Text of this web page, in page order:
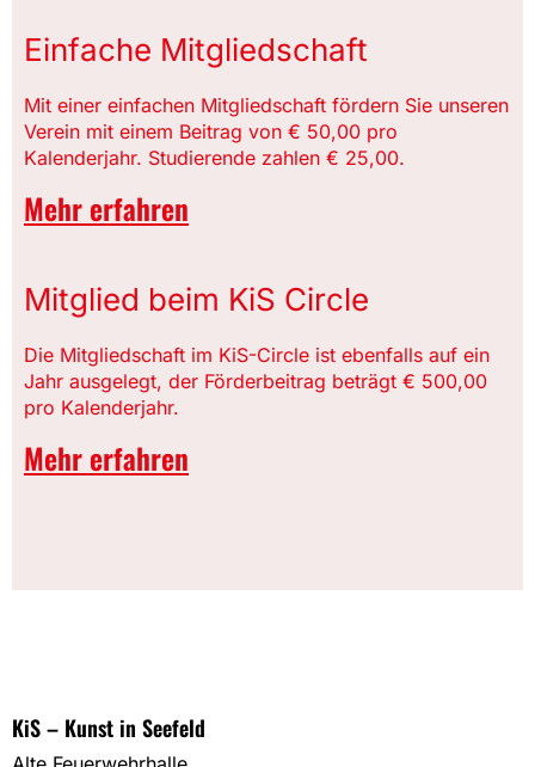
Einfache Mitgliedschaft
Mit einer einfachen Mitgliedschaft fördern Sie unseren
Verein mit einem Beitrag von € 50,00 pro
Kalenderjahr. Studierende zahlen € 25,00.
Mehr erfahren
Mitglied beim KiS Circle
Die Mitgliedschaft im KiS-Circle ist ebenfalls auf ein
Jahr ausgelegt, der Förderbeitrag beträgt € 500,00
pro Kalenderjahr.
Mehr erfahren
KiS – Kunst in Seefeld